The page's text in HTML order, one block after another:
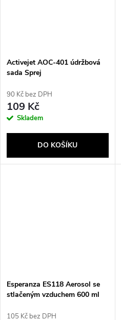
Activejet AOC-401 údržbová
sada Sprej
90 Kč bez DPH
109 Kč
Skladem
DO KOŠÍKU
Esperanza ES118 Aerosol se
stlačeným vzduchem 600 ml
105 Kč bez DPH